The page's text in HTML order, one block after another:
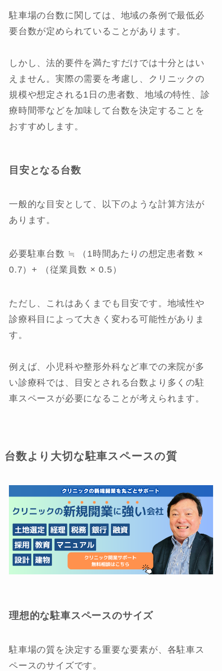
駐車場の台数に関しては、地域の条例で最低必
要台数が定められていることがあります。
しかし、法的要件を満たすだけでは十分とはい
えません。実際の需要を考慮し、クリニックの
規模や想定される1日の患者数、地域の特性、診
療時間帯などを加味して台数を決定することを
おすすめします。
目安となる台数
一般的な目安として、以下のような計算方法が
あります。
必要駐車台数 ≒ （1時間あたりの想定患者数 ×
0.7）+ （従業員数 × 0.5）
ただし、これはあくまでも目安です。地域性や
診療科目によって大きく変わる可能性がありま
す。
例えば、小児科や整形外科など車での来院が多
い診療科では、目安とされる台数より多くの駐
車スペースが必要になることが考えられます。
台数より大切な駐車スペースの質
理想的な駐車スペースのサイズ
駐車場の質を決定する重要な要素が、各駐車ス
ペースのサイズです。